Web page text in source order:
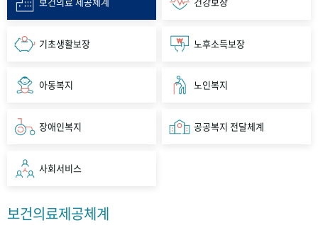
기초생활보장 노후소득보장
아동복지 노인복지
장애인복지 공공복지 전달체계
사회서비스
보건의료제공체계